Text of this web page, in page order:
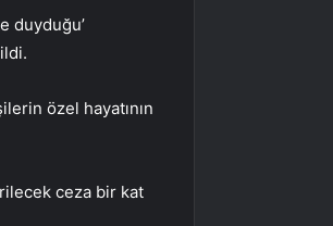
duyduğu’
özel hayatının
ceza bir kat